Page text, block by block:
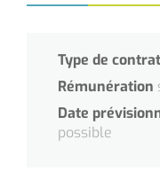
Type de contrat
Rémunération
Date
possible